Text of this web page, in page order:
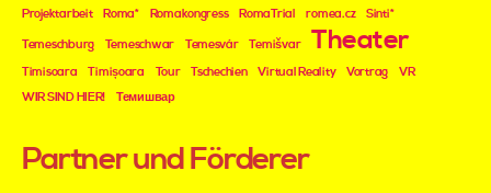
Projektarbeit
Roma* Romakongress RomaTrial romea.cz Sinti*
Temeschburg Temeschwar Temesvár Temišvar Theater
Timisoara Timișoara Tour Tschechien Virtual Reality Vortrag
VR
WIR SIND HIER!
Темишвар
Partner und Förderer